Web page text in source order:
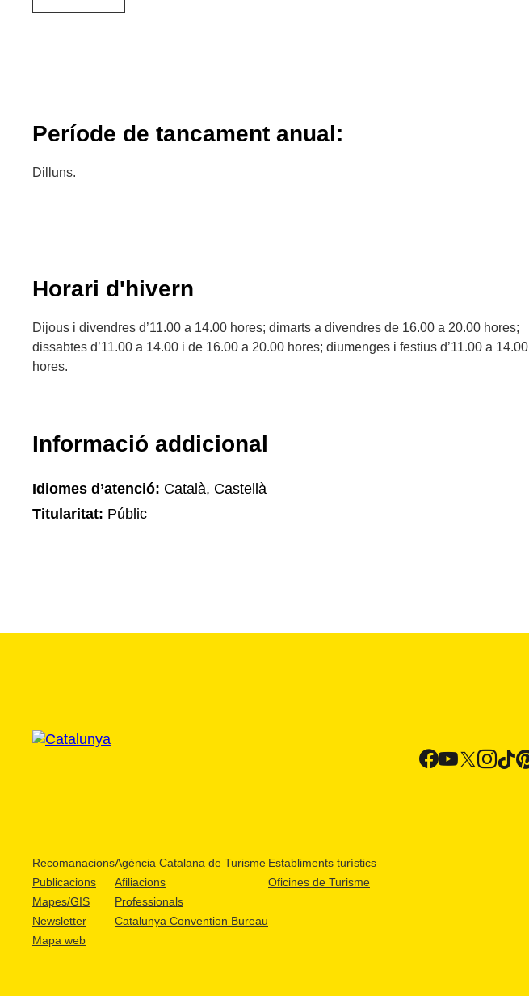
Període de tancament anual:
Dilluns.
Horari d'hivern
Dijous i divendres d’11.00 a 14.00 hores; dimarts a divendres de 16.00 a 20.00 hores;
dissabtes d’11.00 a 14.00 i de 16.00 a 20.00 hores; diumenges i festius d’11.00 a 14.00
hores.
Informació addicional
Idiomes d’atenció: Català, Castellà
Titularitat: Públic
Recomanacions
Publicacions
Mapes/GIS
Newsletter
Mapa web
Agència Catalana de Turisme
Afiliacions
Professionals
Catalunya Convention Bureau
Establiments turístics
Oficines de Turisme